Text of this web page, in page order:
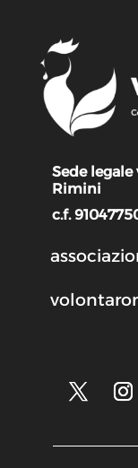
Sede legale
Rimini
c.f.